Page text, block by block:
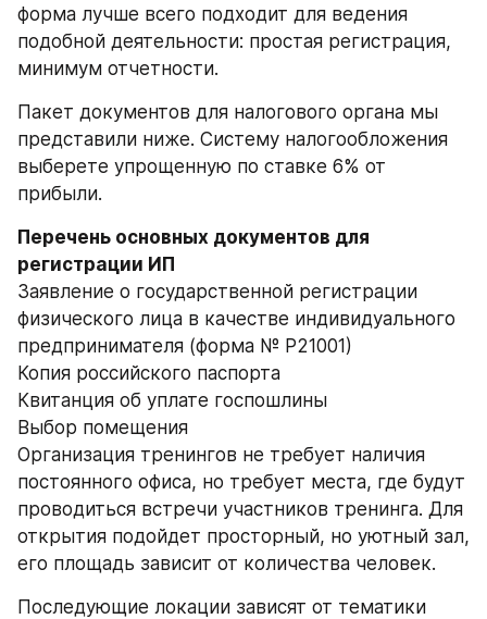
форма лучше всего подходит для ведения
подобной деятельности: простая регистрация,
минимум отчетности.
Пакет документов для налогового органа мы
представили ниже. Систему налогообложения
выберете упрощенную по ставке 6% от
прибыли.
Перечень основных документов для
регистрации ИП
Заявление о государственной регистрации
физического лица в качестве индивидуального
предпринимателя (форма № Р21001)
Копия российского паспорта
Квитанция об уплате госпошлины
Выбор помещения
Организация тренингов не требует наличия
постоянного офиса, но требует места, где будут
проводиться встречи участников тренинга. Для
открытия подойдет просторный, но уютный зал,
его площадь зависит от количества человек.
Последующие локации зависят от тематики